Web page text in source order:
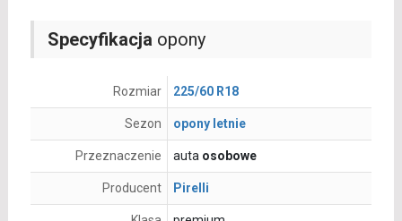
Specyfikacja opony
Rozmiar 225/60 R18
Sezon opony letnie
Przeznaczenie auta osobowe
Producent Pirelli